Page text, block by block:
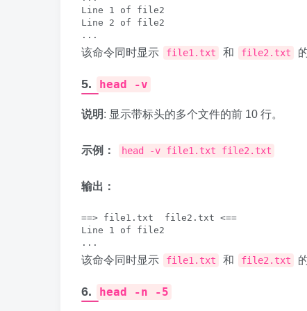
Line 1 of file2
Line 2 of file2
该命令同时显示 file1.txt 和 file2.txt
5. head -v
说明: 显示带标头的多个文件的前 10 行。
示例： head -v file1.txt file2.txt
输出：
==> file1.txt  file2.txt <==
Line 1 of file2
该命令同时显示 file1.txt 和 file2.txt
6. head -n -5